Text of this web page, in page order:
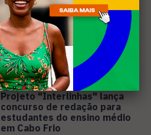
PREJUÍZO
Compradores cobram
cronograma da Volendam e
pedem ação do MP por obra
parada em Arraial
EDUCAÇÃO
Projeto "Interlinhas" lança
concurso de redação para
estudantes do ensino médio
em Cabo Frio